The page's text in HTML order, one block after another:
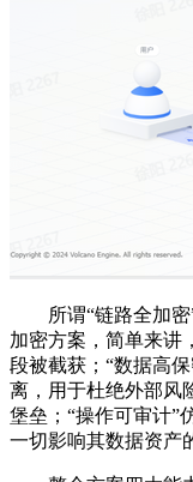
所谓“链路全加密”
加密方案，简单来讲
段被截获；“数据高
离，用于杜绝外部风
堡垒；“操作可审计”
一切影响其数据资产